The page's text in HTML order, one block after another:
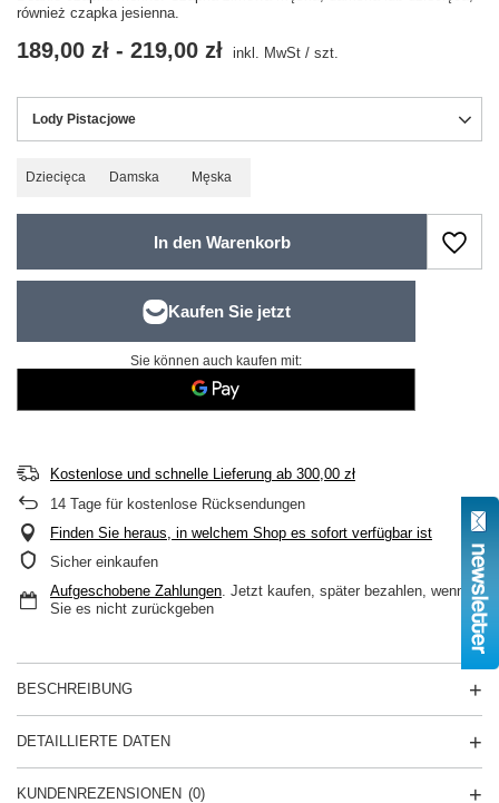
również czapka jesienna.
Lody Pistacjowe
Dziecięca Damska Męska
189,00 zł - 219,00 zł inkl. MwSt / szt.
In den Warenkorb
Sie können auch kaufen mit:
Kostenlose und schnelle Lieferung ab 300,00 zł
14 Tage für kostenlose Rücksendungen
Finden Sie heraus, in welchem Shop es sofort verfügbar ist
Sicher einkaufen
Aufgeschobene Zahlungen. Jetzt kaufen, später bezahlen, wenn
Sie es nicht zurückgeben
BESCHREIBUNG
DETAILLIERTE DATEN
KUNDENREZENSIONEN (0)